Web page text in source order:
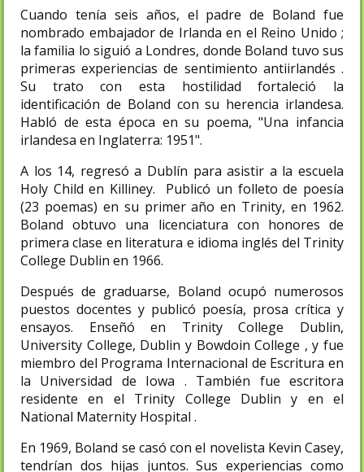
Cuando tenía seis años, el padre de Boland fue
nombrado embajador de Irlanda en el Reino Unido ;
la familia lo siguió a Londres, donde Boland tuvo sus
primeras experiencias de sentimiento antiirlandés .
Su trato con esta hostilidad fortaleció la
identificación de Boland con su herencia irlandesa.
Habló de esta época en su poema, "Una infancia
irlandesa en Inglaterra: 1951".
A los 14, regresó a Dublín para asistir a la escuela
Holy Child en Killiney. Publicó un folleto de poesía
(23 poemas) en su primer año en Trinity, en 1962.
Boland obtuvo una licenciatura con honores de
primera clase en literatura e idioma inglés del Trinity
College Dublin en 1966.
Después de graduarse, Boland ocupó numerosos
puestos docentes y publicó poesía, prosa crítica y
ensayos. Enseñó en Trinity College Dublin,
University College, Dublin y Bowdoin College , y fue
miembro del Programa Internacional de Escritura en
la Universidad de Iowa . También fue escritora
residente en el Trinity College Dublin y en el
National Maternity Hospital .
En 1969, Boland se casó con el novelista Kevin Casey,
tendrían dos hijas juntos. Sus experiencias como